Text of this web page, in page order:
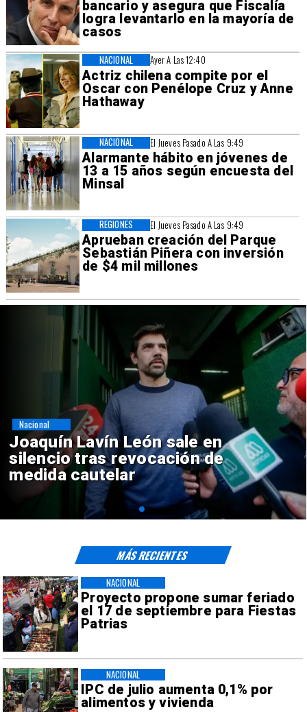
bancario y asegura que Fiscalía
logra levantarlo en la mayoría de
casos
Ayer A Las 12:40
Actriz chilena compite por el
Oscar con Penélope Cruz y Anne
Hathaway
NACIONAL
El Jueves Pasado A Las 9:49
Alarmante hábito en jóvenes de
13 a 15 años según encuesta del
Minsal
NACIONAL
El Jueves Pasado A Las 9:49
Aprueban creación del Parque
Sebastián Piñera con inversión
de $4 mil millones
REGIONES
Chile y Venezuela formalizan
reinicio de relaciones
consulares
Nacional
Proyecto propone sumar feriado
el 17 de septiembre para Fiestas
Patrias
NACIONAL
IPC de julio aumenta 0,1% por
alimentos y vivienda
NACIONAL
MÁS RECIENTES